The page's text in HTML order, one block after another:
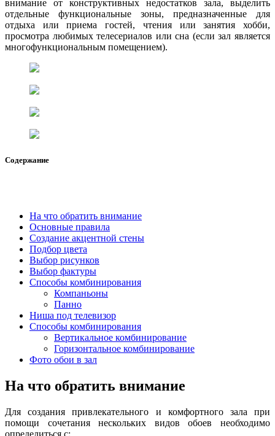
внимание от конструктивных недостатков зала, выделить
отдельные функциональные зоны, предназначенные для
отдыха или приема гостей, чтения или занятия хобби,
просмотра любимых телесериалов или сна (если зал является
многофункциональным помещением).
Содержание
На что обратить внимание
Основные правила
Создание акцентной стены
Подбор цвета
Выбор рисунков
Выбор фактуры
Способы комбинирования
Компаньоны
Панно
Ниша под телевизор
Способы комбинирования
Вертикальное комбинирование
Горизонтальное комбинирование
Фото обои в зал
На что обратить внимание
Для создания привлекательного и комфортного зала при
помощи сочетания нескольких видов обоев необходимо
определиться с: